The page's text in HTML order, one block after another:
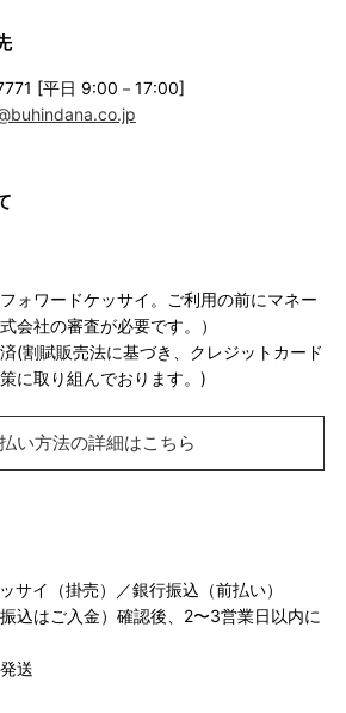
[平日 9:00－17:00]
ォワードケッサイ。ご利用の前にマネー
会社の審査が必要です。）
(割賦販売法に基づき、クレジットカード
に取り組んでおります。)
い方法の詳細はこちら
サイ（掛売）／銀行振込（前払い）
込はご入金）確認後、2〜3営業日以内に
送